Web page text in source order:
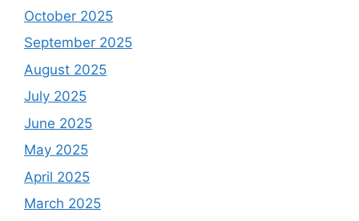
October 2025
September 2025
August 2025
July 2025
June 2025
May 2025
April 2025
March 2025